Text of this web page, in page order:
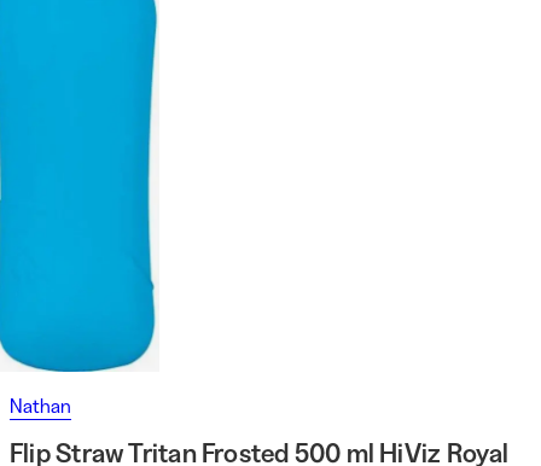
Nathan
Flip Straw Tritan Frosted 500 ml HiViz Royal